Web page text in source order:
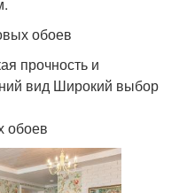
обоев
прочность и
вид Широкий выбор
обоев